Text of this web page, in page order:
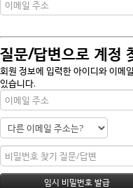
질문/답변으로 계정
회원 정보에 입력한 아이디와 이메
있습니다.